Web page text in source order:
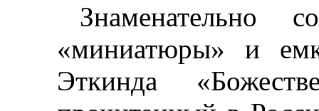
Знаменательно
«миниатюры» и
Эткинда